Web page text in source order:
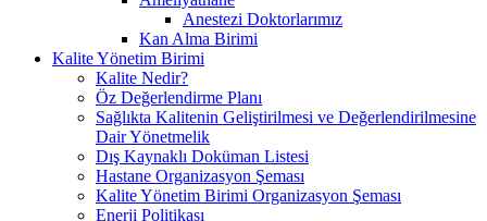
Anestezi Doktorlarımız
Kan Alma Birimi
Kalite Yönetim Birimi
Kalite Nedir?
Öz Değerlendirme Planı
Sağlıkta Kalitenin Geliştirilmesi ve Değerlendirilmesine
Dair Yönetmelik
Dış Kaynaklı Doküman Listesi
Hastane Organizasyon Şeması
Kalite Yönetim Birimi Organizasyon Şeması
Enerji Politikası